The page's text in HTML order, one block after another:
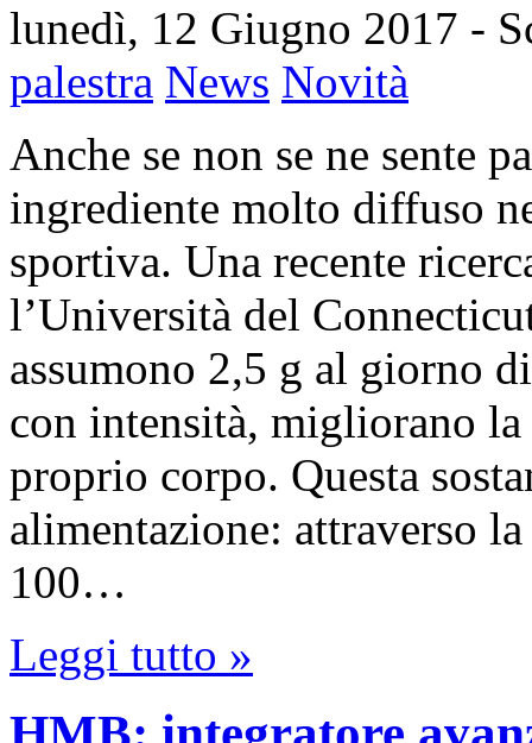
lunedì, 12 Giugno 2017 -
palestra News Novità
Anche se non se ne sente
ingrediente molto diffuso
sportiva. Una recente
l’Università del
assumono 2,5 g al giorno
con intensità, migliorano la
proprio corpo. Questa
alimentazione: attraverso
100…
Leggi tutto »